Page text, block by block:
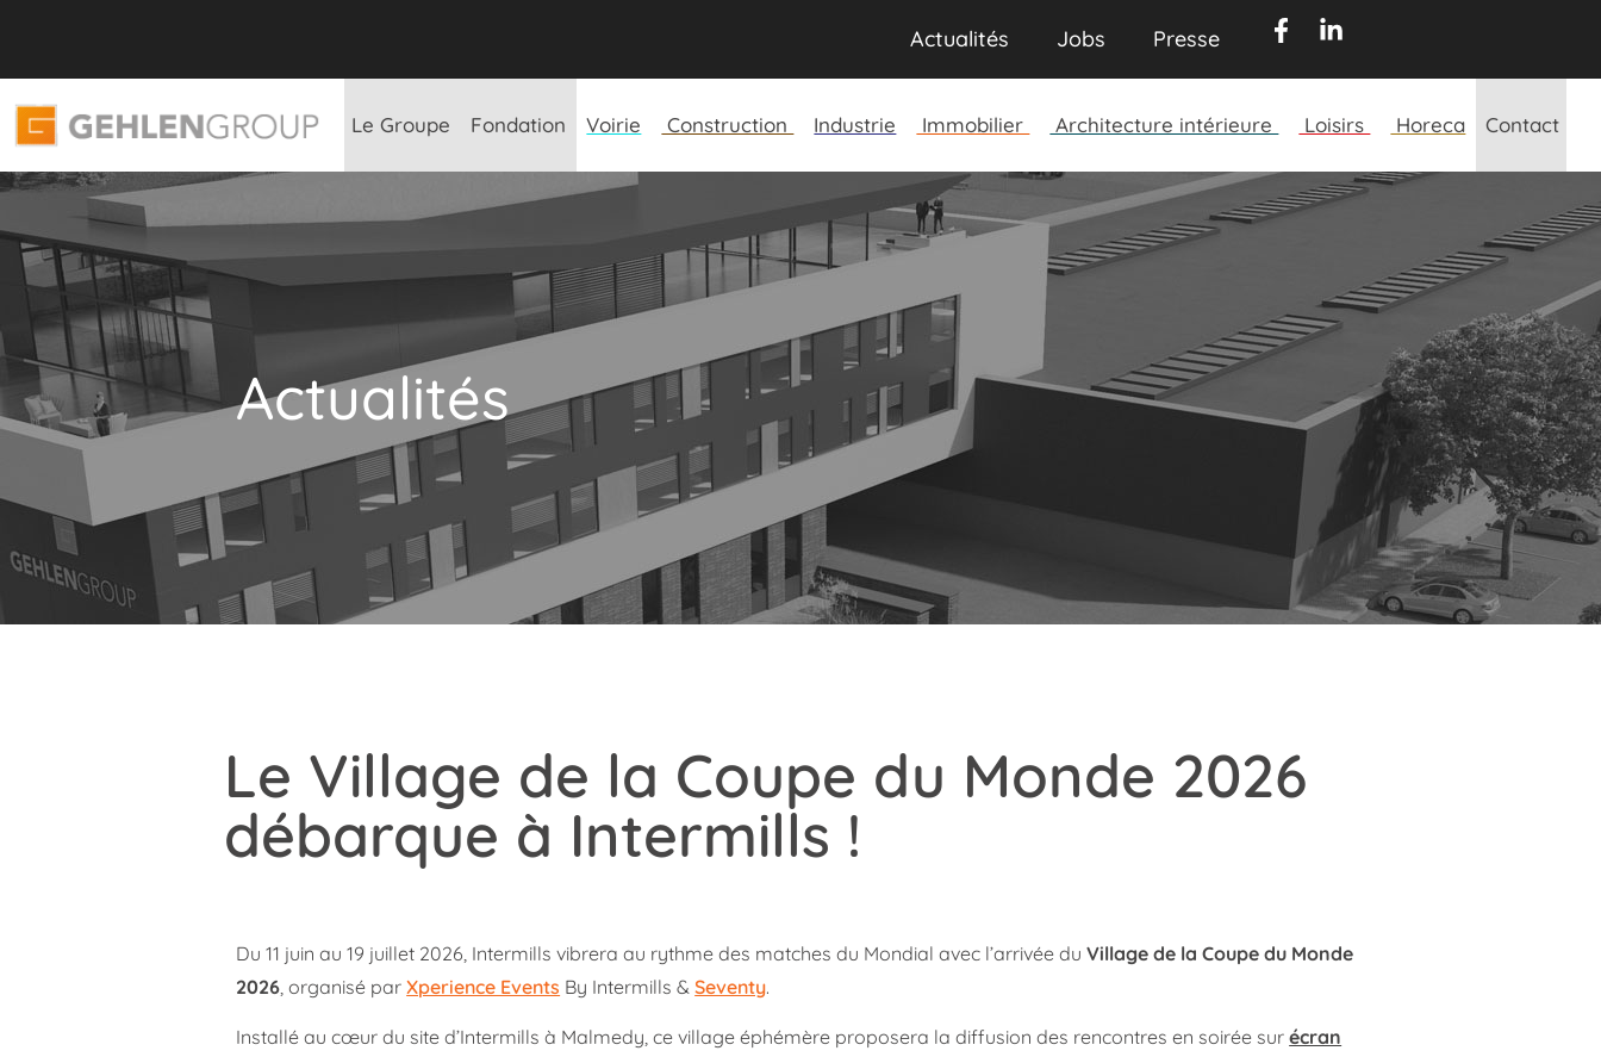
Actualités Jobs​ Presse​
Le Groupe Fondation Voirie Construction Industrie Immobilier Architecture intérieure Loisirs Horeca Contact
Actualités
Le Village de la Coupe du Monde 2026
débarque à Intermills !
Du 11 juin au 19 juillet 2026, Intermills vibrera au rythme des matches du Mondial avec l’arrivée duVillage de la Coupe du Monde
2026, organisé parXperience Events By Intermills &Seventy.
Installé au cœur du site d’Intermills à Malmedy, ce village éphémère proposera la diffusion des rencontres en soirée surécran